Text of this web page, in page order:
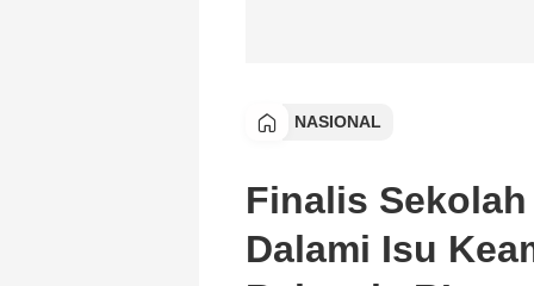
NASIONAL
Finalis
Dalami Isu